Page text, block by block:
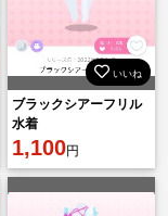
いいね
ブラックシアーフリル
水着
1,100円